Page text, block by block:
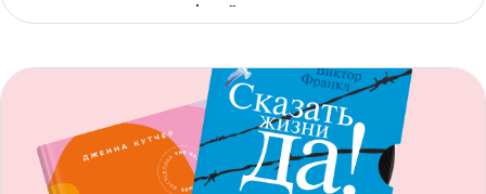
с доступом офлайн